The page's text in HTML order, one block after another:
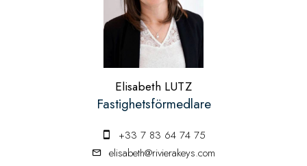
Elisabeth LUTZ
Fastighetsförmedlare
+33 7 83 64 74 75
elisabeth@rivierakeys.com